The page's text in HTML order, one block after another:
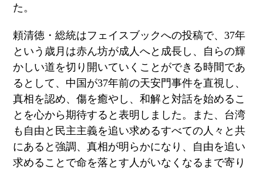
た。
頼清徳・総統はフェイスブックへの投稿で、37年
という歳月は赤ん坊が成人へと成長し、自らの輝
かしい道を切り開いていくことができる時間であ
るとして、中国が37年前の天安門事件を直視し、
真相を認め、傷を癒やし、和解と対話を始めるこ
とを心から期待すると表明しました。また、台湾
も自由と民主主義を追い求めるすべての人々と共
にあると強調、真相が明らかになり、自由を追い
求めることで命を落とす人がいなくなるまで寄り